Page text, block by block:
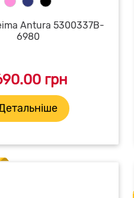
Antura 5300337B-
6980
грн